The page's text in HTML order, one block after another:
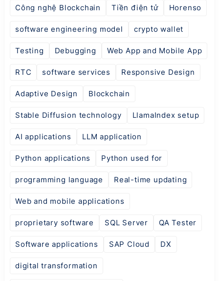
Công nghệ Blockchain Tiền điện tử Horenso
software engineering model crypto wallet
Testing Debugging Web App and Mobile App
RTC software services Responsive Design
Adaptive Design Blockchain
Stable Diffusion technology LlamaIndex setup
AI applications LLM application
Python applications Python used for
programming language Real-time updating
Web and mobile applications
proprietary software SQL Server QA Tester
Software applications SAP Cloud DX
digital transformation